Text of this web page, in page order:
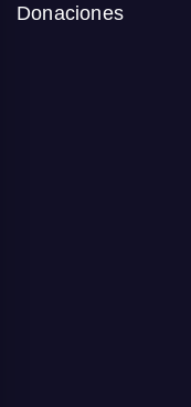
Donaciones